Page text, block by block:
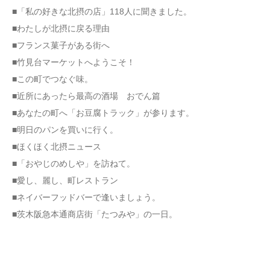
■「私の好きな北摂の店」118人に聞きました。
■わたしが北摂に戻る理由
■フランス菓子がある街へ
■竹見台マーケットへようこそ！
■この町でつなぐ味。
■近所にあったら最高の酒場 おでん篇
■あなたの町へ「お豆腐トラック」が参ります。
■明日のパンを買いに行く。
■ほくほく北摂ニュース
■「おやじのめしや」を訪ねて。
■愛し、麗し、町レストラン
■ネイバーフッドバーで逢いましょう。
■茨木阪急本通商店街「たつみや」の一日。